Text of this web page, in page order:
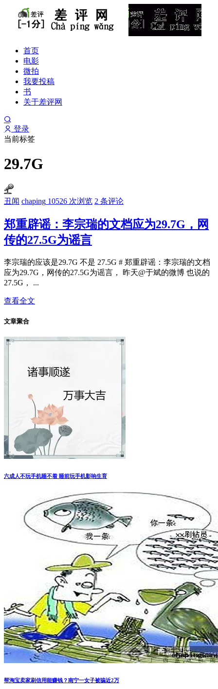
首页
电影
微拍
我要投稿
书
关于差评网
登录
当前标签
29.7G
丑闻 chaping 10526 次浏览 2 条评论
郑重辟谣：李宗瑞的文档应为29.7G，网
传的27.5G为谣言
李宗瑞的应该是29.7G 不是 27.5G # 郑重辟谣：李宗瑞的文档
应为29.7G，网传的27.5G为谣言， 昨天@于斌的微博 也说的
27.5G， ...
查看全文
文章聚合
六成人不玩手机睡不着 睡前玩手机影响生育
帮淘宝卖家刷信用能赚钱？南宁一女子被骗近2万